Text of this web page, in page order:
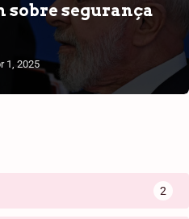
sobre segurança
1, 2025
2